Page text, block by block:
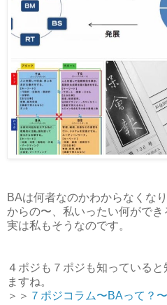
BAは何者なのかわからなくなり
からの〜、私いったい何ができ
実は私もそうなのです。
４ポジも７ポジも知っている
ますね。
＞＞ ７ポジコラム〜BAって？〜